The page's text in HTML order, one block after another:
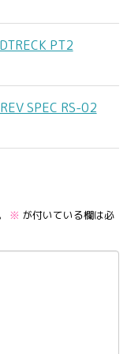
PT2
SPEC RS-02
※ が付いている欄は必